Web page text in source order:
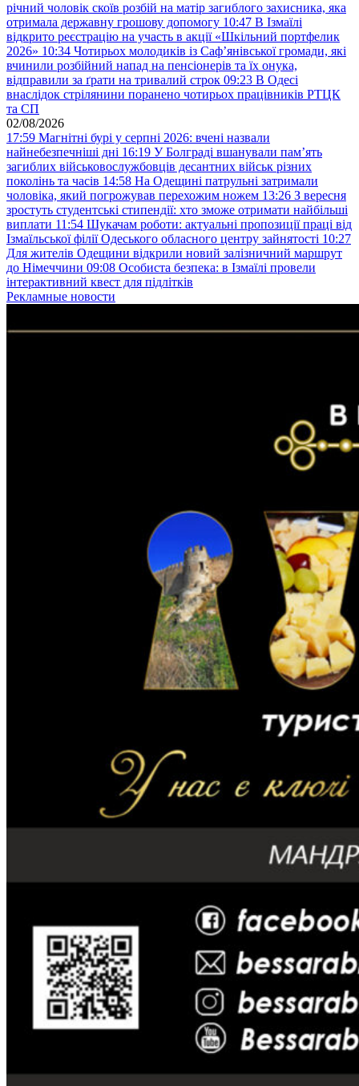
річний чоловік скоїв розбій на матір загиблого захисника, яка
отримала державну грошову допомогу 10:47 В Ізмаїлі
відкрито реєстрацію на участь в акції «Шкільний портфелик
2026» 10:34 Чотирьох молодиків із Саф’янівської громади, які
вчинили розбійний напад на пенсіонерів та їх онука,
відправили за ґрати на тривалий строк 09:23 В Одесі
внаслідок стрілянини поранено чотирьох працівників РТЦК
та СП
02/08/2026
17:59 Магнітні бурі у серпні 2026: вчені назвали
найнебезпечніші дні 16:19 У Болграді вшанували пам’ять
загиблих військовослужбовців десантних військ різних
поколінь та часів 14:58 На Одещині патрульні затримали
чоловіка, який погрожував перехожим ножем 13:26 З вересня
зростуть студентські стипендії: хто зможе отримати найбільші
виплати 11:54 Шукачам роботи: актуальні пропозиції праці від
Ізмаїльської філії Одеського обласного центру зайнятості 10:27
Для жителів Одещини відкрили новий залізничний маршрут
до Німеччини 09:08 Особиста безпека: в Ізмаїлі провели
інтерактивний квест для підлітків
Рекламные новости